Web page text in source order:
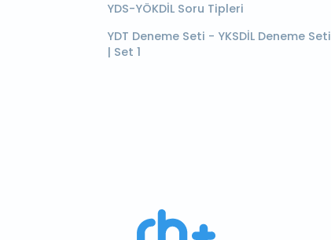
YDS-YÖKDİL Soru Tipleri
YDT Deneme Seti - YKSDİL Deneme Seti
| Set 1